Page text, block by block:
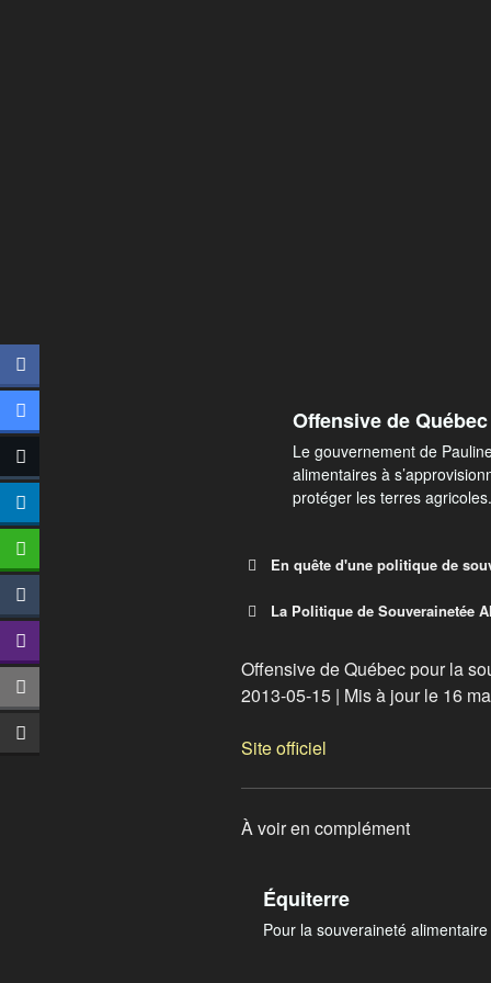
Offensive de
Le gouvernement de
alimentaires à
protéger les terres agricoles.
En quête d'une politique de
En quête d’une
souveraineté alimentaire
privilégier
bioalimentaire.
La Politique de Souverainetée
Offensive de Québec pour la
2013-05-15 | Mis à jour le 16
Site officiel
À voir en complément
Équiterre
Pour la souveraineté